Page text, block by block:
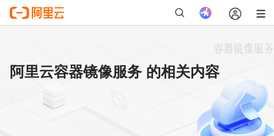
阿里云容器镜像服务 的相关内容